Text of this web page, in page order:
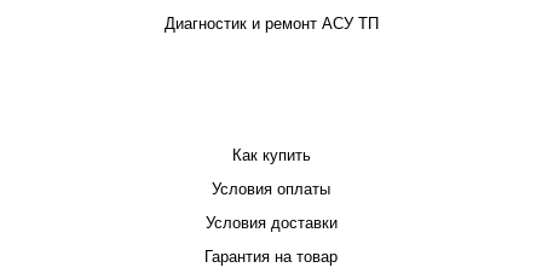
Диагностик и ремонт АСУ ТП
Как купить
Условия оплаты
Условия доставки
Гарантия на товар